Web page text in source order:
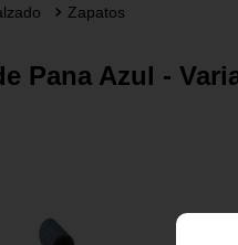
Zapatos
Pana Azul -